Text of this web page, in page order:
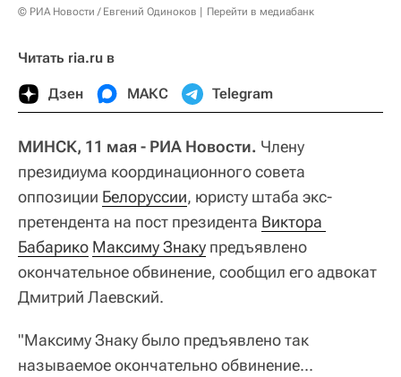
© РИА Новости / Евгений Одиноков Перейти в медиабанк
Читать ria.ru в
Дзен МАКС Telegram
МИНСК, 11 мая - РИА Новости. Члену
президиума координационного совета
оппозиции Белоруссии, юристу штаба экс-
претендента на пост президента Виктора
Бабарико Максиму Знаку предъявлено
окончательное обвинение, сообщил его адвокат
Дмитрий Лаевский.
"Максиму Знаку было предъявлено так
называемое окончательно обвинение...